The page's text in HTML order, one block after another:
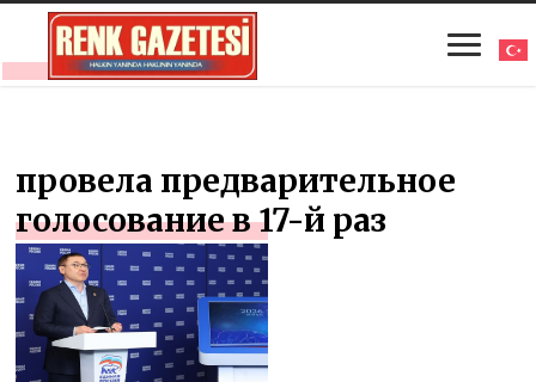
провела предварительное
голосование в 17-й раз